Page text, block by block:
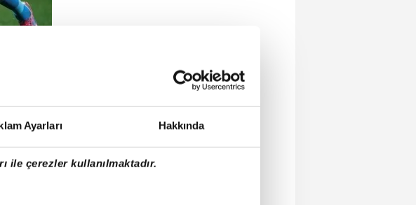
Ayarları Hakkında
ile çerezler kullanılmaktadır.